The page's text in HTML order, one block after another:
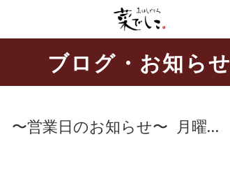
ブログ・お知らせ
〜営業日のお知らせ〜 ⁡ ⁡ 月曜…